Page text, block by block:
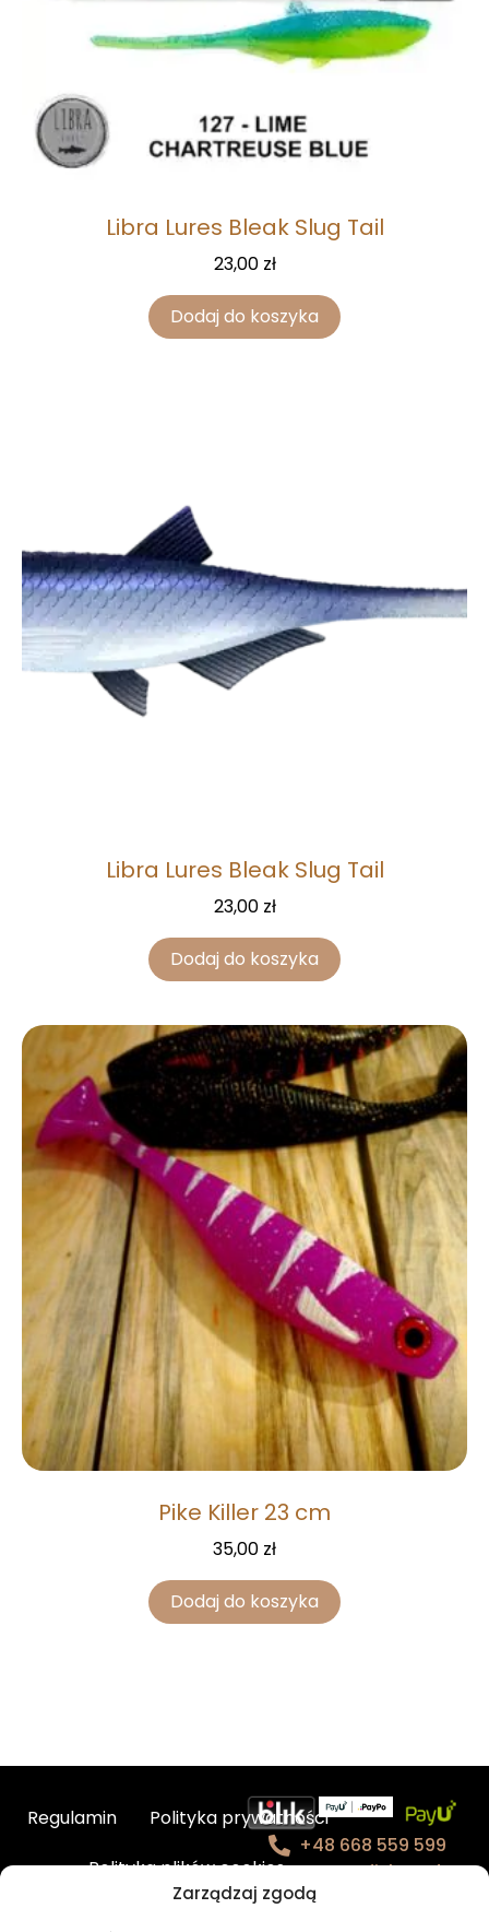
Zarządzaj zgodą
Libra Lures Bleak Slug Tail
23,00 zł
Dodaj do koszyka
Libra Lures Bleak Slug Tail
23,00 zł
Dodaj do koszyka
Pike Killer 23 cm
35,00 zł
Dodaj do koszyka
Regulamin
Polityka prywatności
Polityka plików cookies
+48 668 559 599
contact@fishmade.e